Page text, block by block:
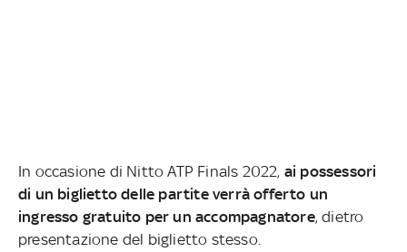
In occasione di Nitto ATP Finals 2022, ai possessori
di un biglietto delle partite verrà offerto un
ingresso gratuito per un accompagnatore, dietro
presentazione del biglietto stesso.